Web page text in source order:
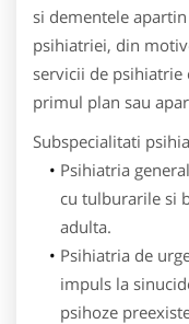
si dementele
psihiatriei, din
servicii de
primul plan sau
Subspecialitati
Psihiatria
cu tulburarile si
adulta.
Psihiatria de
impuls la
psihoze